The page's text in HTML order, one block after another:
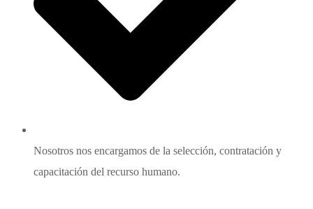
Nosotros nos encargamos de la selección, contratación y
capacitación del recurso humano.